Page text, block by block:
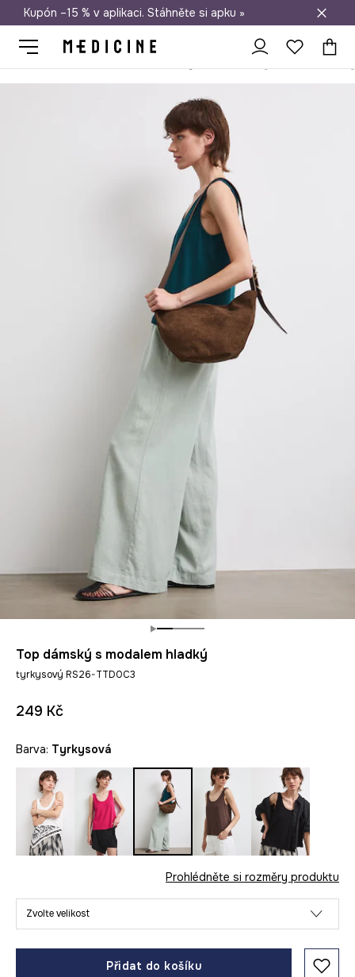
Doprava zdarma při nákupu nad 1 200 Kč
Kupón –15 % v aplikaci. Stáhněte si apku »
Top dámský s modalem hladký
tyrkysový RS26-TTD0C3
249 Kč
Barva: tyrkysová
Prohlédněte si rozměry produktu
Zvolte velikost
Přidat do košíku